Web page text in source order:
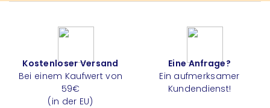
Kostenloser Versand
Bei einem Kaufwert von
59€
(in der EU)
Eine Anfrage?
Ein aufmerksamer
Kundendienst!